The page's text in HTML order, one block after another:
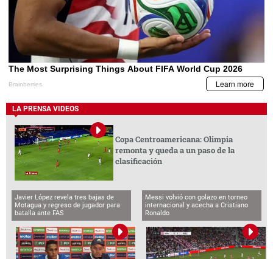
LA PRENSA VIDEOS
Copa Centroamericana: Olimpia
remonta y queda a un paso de la
clasificación
Javier López revela tres bajas de
Motagua y regreso de jugador para
batalla ante FAS
Messi volvió con golazo en torneo
internacional y acecha a Cristiano
Ronaldo